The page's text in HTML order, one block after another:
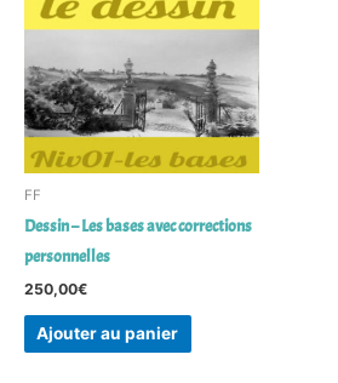
FF
Dessin – Les bases avec corrections
personnelles
250,00€
Ajouter au panier